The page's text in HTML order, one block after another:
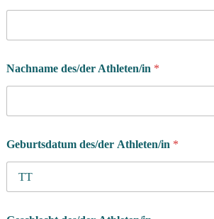
Nachname des/der Athleten/in *
Geburtsdatum des/der Athleten/in *